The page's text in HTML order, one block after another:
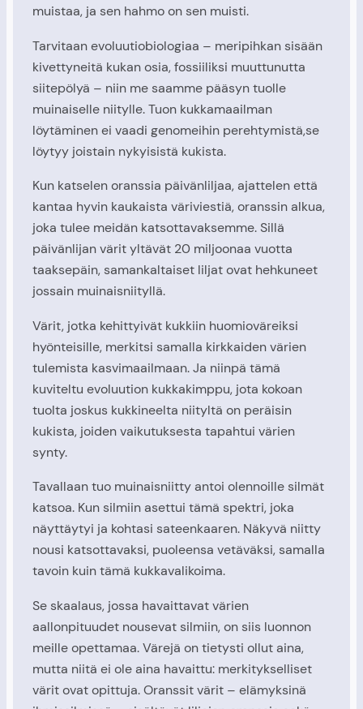
muistaa, ja sen hahmo on sen muisti.
Tarvitaan evoluutiobiologiaa – meripihkan sisään
kivettyneitä kukan osia, fossiiliksi muuttunutta
siitepölyä – niin me saamme pääsyn tuolle
muinaiselle niitylle. Tuon kukkamaailman
löytäminen ei vaadi genomeihin perehtymistä,se
löytyy joistain nykyisistä kukista.
Kun katselen oranssia päivänliljaa, ajattelen että
kantaa hyvin kaukaista väriviestiä, oranssin alkua,
joka tulee meidän katsottavaksemme. Sillä
päivänlijan värit yltävät 20 miljoonaa vuotta
taaksepäin, samankaltaiset liljat ovat hehkuneet
jossain muinaisniityllä.
Värit, jotka kehittyivät kukkiin huomioväreiksi
hyönteisille, merkitsi samalla kirkkaiden värien
tulemista kasvimaailmaan. Ja niinpä tämä
kuviteltu evoluution kukkakimppu, jota kokoan
tuolta joskus kukkineelta niityltä on peräisin
kukista, joiden vaikutuksesta tapahtui värien
synty.
Tavallaan tuo muinaisniitty antoi olennoille silmät
katsoa. Kun silmiin asettui tämä spektri, joka
näyttäytyi ja kohtasi sateenkaaren. Näkyvä niitty
nousi katsottavaksi, puoleensa vetäväksi, samalla
tavoin kuin tämä kukkavalikoima.
Se skaalaus, jossa havaittavat värien
aallonpituudet nousevat silmiin, on siis luonnon
meille opettamaa. Värejä on tietysti ollut aina,
mutta niitä ei ole aina havaittu: merkitykselliset
värit ovat opittuja. Oranssit värit – elämyksinä